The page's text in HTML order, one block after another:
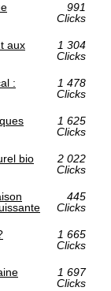
991
Clicks
aux
1 304
Clicks
:
1 478
Clicks
1 625
Clicks
bio
2 022
Clicks
445
Clicks
1 665
Clicks
1 697
Clicks